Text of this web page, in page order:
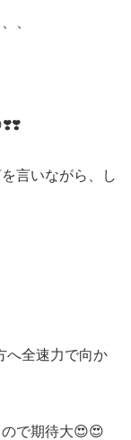
、
言いながら、し
へ全速力で向か
で期待大😍😍